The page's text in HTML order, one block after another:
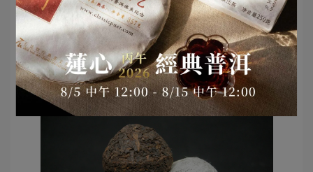
沱茶」。
1989–1997 年
：昆明茶廠開發出旅遊微型沱茶。下
關茶廠於 1997 年生產 3g 微型小普洱沱茶，主要出
口日本。